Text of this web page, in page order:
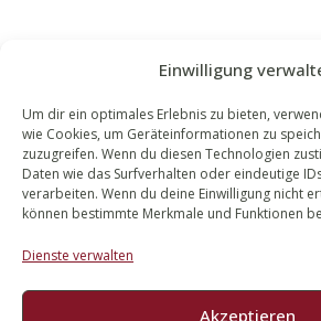
Einwilligung
Um dir ein optimales Erlebnis zu bieten,
wie Cookies, um Geräteinformationen zu
zuzugreifen. Wenn du diesen Technologien
Daten wie das Surfverhalten oder eindeutige
verarbeiten. Wenn du deine Einwilligung nicht
können bestimmte Merkmale und Funktionen
Dienste verwalten
Akzeptieren
WALEK
Bachstraße 13
56727 Mayen
02651 98 900
info@walek-